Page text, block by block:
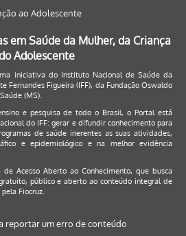
ao Adolescente
em Saúde da Mulher, da Criança
Adolescente
iniciativa do Instituto Nacional de Saúde da
Fernandes Figueira (IFF), da Fundação Oswaldo
(MS).
e pesquisa de todo o Brasil, o Portal está
do IFF: gerar e difundir conhecimento para
de saúde inerentes as suas atividades,
e epidemiológico e na melhor evidência
de Acesso Aberto ao Conhecimento, que busca
público e aberto ao conteúdo integral de
Fiocruz.
reportar um erro de conteúdo